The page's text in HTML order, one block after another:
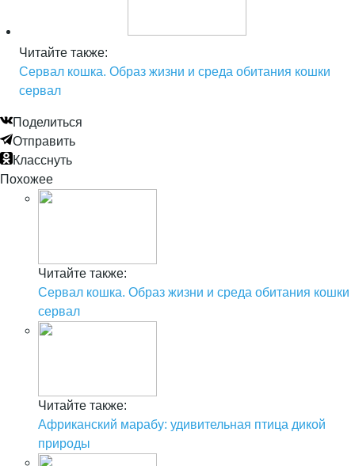
Читайте также:
Сервал кошка. Образ жизни и среда обитания кошки
сервал
Поделиться
Отправить
Класснуть
Похожее
Читайте также:
Сервал кошка. Образ жизни и среда обитания кошки
сервал
Читайте также:
Африканский марабу: удивительная птица дикой
природы